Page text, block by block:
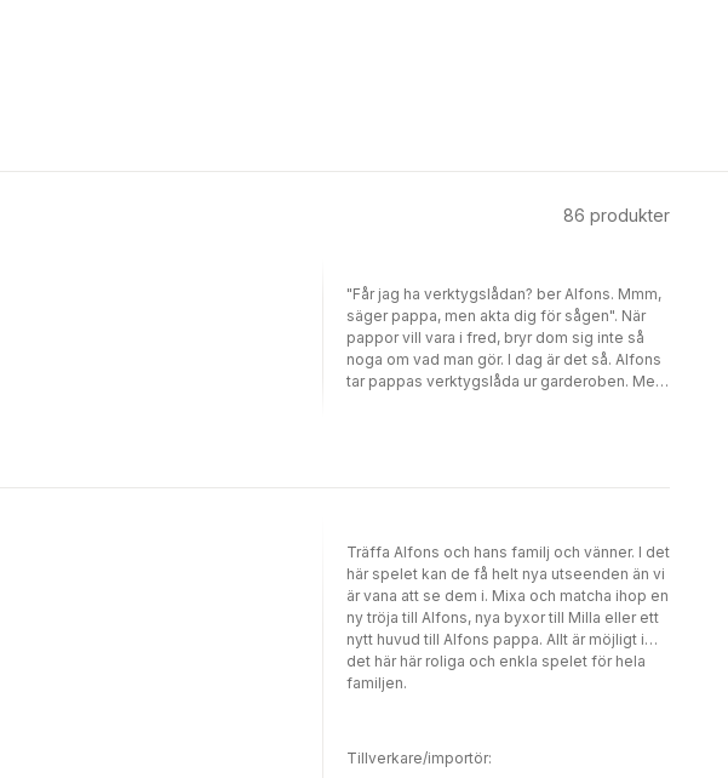
86 produkter
"Får jag ha verktygslådan? ber Alfons. Mmm,
säger pappa, men akta dig för sågen". När
pappor vill vara i fred, bryr dom sig inte så
noga om vad man gör. I dag är det så. Alfons
tar pappas verktygslåda ur garderoben. Men
Träffa Alfons och hans familj och vänner. I det
här spelet kan de få helt nya utseenden än vi
är vana att se dem i. Mixa och matcha ihop en
ny tröja till Alfons, nya byxor till Milla eller ett
nytt huvud till Alfons pappa. Allt är möjligt i
det här här roliga och enkla spelet för hela
familjen.
Tillverkare/importör: